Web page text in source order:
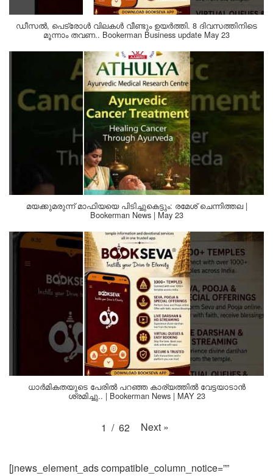
ഡീസൽ, പെട്രോൾ വിലകൾ വീണ്ടും ഉയർത്തി. 8 ദിവസത്തിനിടെ
മൂന്നാം തവണ.. Bookerman Business update May 23
മയക്കുമരുന്ന് മാഫിയയെ പിടിച്ചുകെട്ടും: രമേശ് ചെന്നിത്തല |
Bookerman News | May 23
ധാർമികതയുടെ പേരിൽ പറഞ്ഞ കാര്യത്തിൽ വേട്ടയാടാൻ
ശ്രമിച്ചു.. | Bookerman News | MAY 23
1 / 62 Next »
[jnews_element_ads compatible_column_notice=””